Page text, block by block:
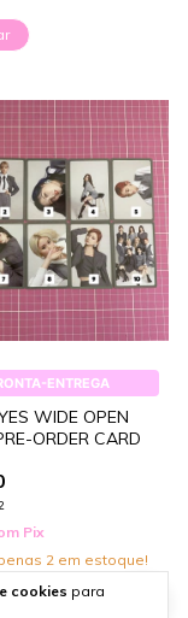
cookies para
ENTREGA
WIDE OPEN
ORDER CARD
Pix
2 em estoque!